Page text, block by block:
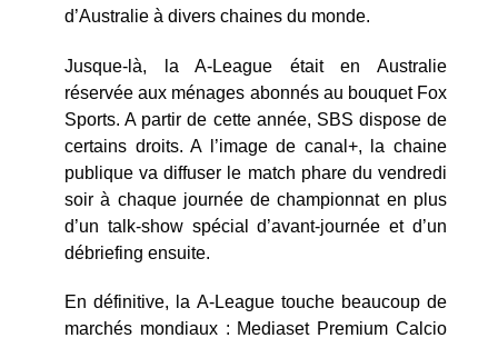
d’Australie à divers chaines du monde.
Jusque-là, la A-League était en Australie
réservée aux ménages abonnés au bouquet Fox
Sports. A partir de cette année, SBS dispose de
certains droits. A l’image de canal+, la chaine
publique va diffuser le match phare du vendredi
soir à chaque journée de championnat en plus
d’un talk-show spécial d’avant-journée et d’un
débriefing ensuite.
En définitive, la A-League touche beaucoup de
marchés mondiaux : Mediaset Premium Calcio